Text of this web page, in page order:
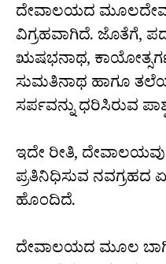
ದೇವಾಲಯದ
ವಿಗ್ರಹವಾಗಿದೆ. ಜೊತೆಗೆ,
ಋಷಭನಾಥ,
ಸುಮತಿನಾಥ ಹಾಗೂ
ಸರ್ಪವನ್ನು ಧರಿಸಿರುವ
ಇದೇ ರೀತಿ, ದೇವಾಲಯವು
ಪ್ರತಿನಿಧಿಸುವ ನವಗ್ರಹದ
ಹೊಂದಿದೆ.
ದೇವಾಲಯದ ಮೂಲ